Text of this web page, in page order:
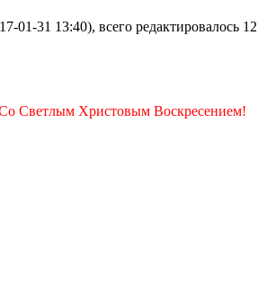
01-31 13:40), всего редактировалось 12
Светлым Христовым Воскресением!